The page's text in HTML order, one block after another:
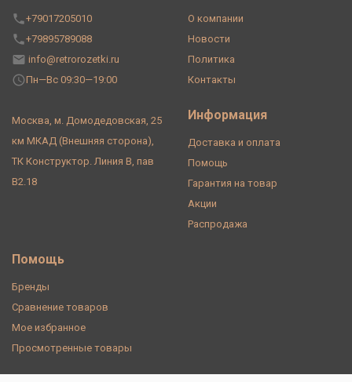
+79017205010
+79895789088
info@retrorozetki.ru
Пн—Вс 09:30—19:00
Москва, м. Домодедовская, 25
км МКАД (Внешняя сторона),
ТК Конструктор. Линия В, пав
В2.18
О компании
Новости
Политика
Контакты
Информация
Доставка и оплата
Помощь
Гарантия на товар
Акции
Распродажа
Помощь
Бренды
Сравнение товаров
Мое избранное
Просмотренные товары